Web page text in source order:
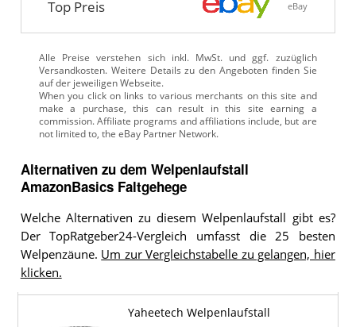
Top Preis eBay
Alle Preise verstehen sich inkl. MwSt. und ggf. zuzüglich
Versandkosten. Weitere Details zu den Angeboten finden Sie
auf der jeweiligen Webseite.
Alternativen zu dem Welpenlaufstall
AmazonBasics Faltgehege
Welche Alternativen zu diesem Welpenlaufstall gibt es?
Der TopRatgeber24-Vergleich umfasst die 25 besten
Welpenzäune. Um zur Vergleichstabelle zu gelangen, hier
klicken.
Yaheetech Welpenlaufstall